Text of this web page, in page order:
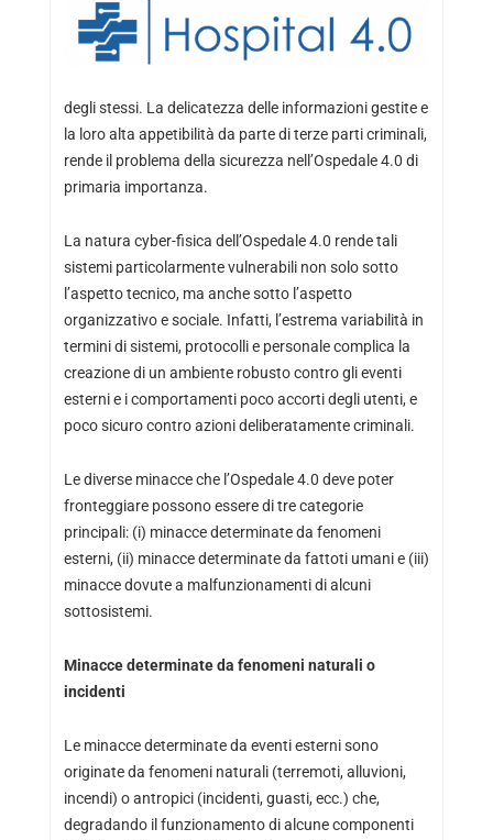
degli stessi. La delicatezza delle informazioni gestite e
la loro alta appetibilità da parte di terze parti criminali,
rende il problema della sicurezza nell’Ospedale 4.0 di
primaria importanza.
La natura cyber-fisica dell’Ospedale 4.0 rende tali
sistemi particolarmente vulnerabili non solo sotto
l’aspetto tecnico, ma anche sotto l’aspetto
organizzativo e sociale. Infatti, l’estrema variabilità in
termini di sistemi, protocolli e personale complica la
creazione di un ambiente robusto contro gli eventi
esterni e i comportamenti poco accorti degli utenti, e
poco sicuro contro azioni deliberatamente criminali.
Le diverse minacce che l’Ospedale 4.0 deve poter
fronteggiare possono essere di tre categorie
principali: (i) minacce determinate da fenomeni
esterni, (ii) minacce determinate da fattoti umani e (iii)
minacce dovute a malfunzionamenti di alcuni
sottosistemi.
Minacce determinate da fenomeni naturali o
incidenti
Le minacce determinate da eventi esterni sono
originate da fenomeni naturali (terremoti, alluvioni,
incendi) o antropici (incidenti, guasti, ecc.) che,
degradando il funzionamento di alcune componenti